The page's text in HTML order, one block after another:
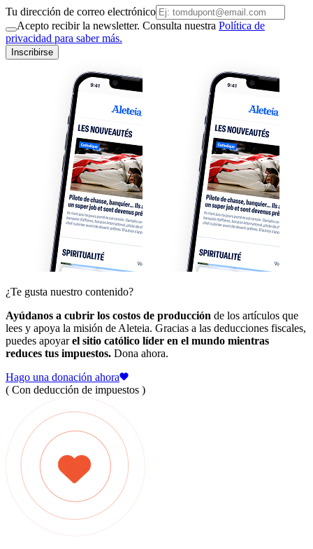
Tu dirección de correo electrónico
Acepto recibir la newsletter. Consulta nuestra Política de
privacidad para saber más.
Inscribirse
¿Te gusta nuestro contenido?
Ayúdanos a cubrir los costos de producción de los artículos que
lees y apoya la misión de Aleteia. Gracias a las deducciones fiscales,
puedes apoyarel sitio católico líder en el mundo mientras
reduces tus impuestos. Dona ahora.
Hago una donación ahora
( Con deducción de impuestos )